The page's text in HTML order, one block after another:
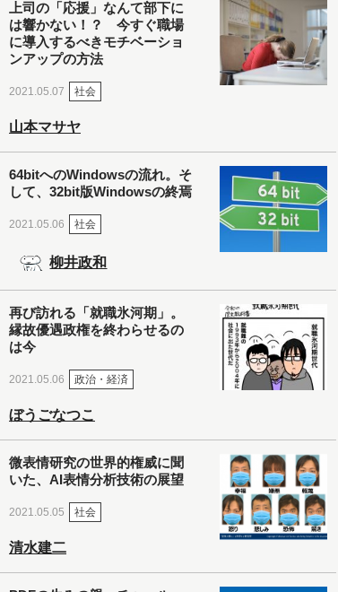
上司の「応援」なんて部下に
は響かない！？ 今すぐ職場
に導入するべきモチベーショ
ンアップの方法
2021.05.07 社会
山本マサヤ
64bitへのWindowsの流れ。そ
して、32bit版Windowsの終焉
2021.05.06 社会
柳井政和
再び訪れる「就職氷河期」。
縁故優遇政権を終わらせるの
は今
2021.05.06 政治・経済
ぼうごなつこ
微表情研究の世界的権威に聞
いた、AI表情分析技術の展望
2021.05.05 社会
清水建二